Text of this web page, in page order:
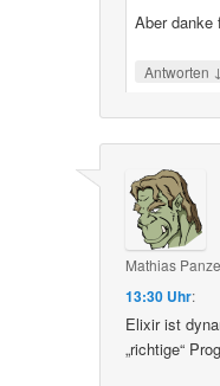
Aber danke
Antworten ↓
Mathias
13:30 Uhr:
Elixir ist
„richtige“